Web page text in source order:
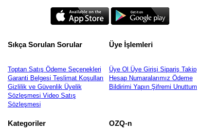
Sıkça Sorulan Sorular
Toptan Satış Ödeme Seçenekleri
Garanti Belgesi Teslimat Koşulları
Gizlilik ve GüvenlikÜyelik
Sözleşmesi VideoSatış
Sözleşmesi
Üye İşlemleri
Üye Ol Üye Girişi Sipariş Takip
Hesap Numaralarımız Ödeme
Bildirimi Yapın Şifremi Unuttum
Kategoriler OZQ-n